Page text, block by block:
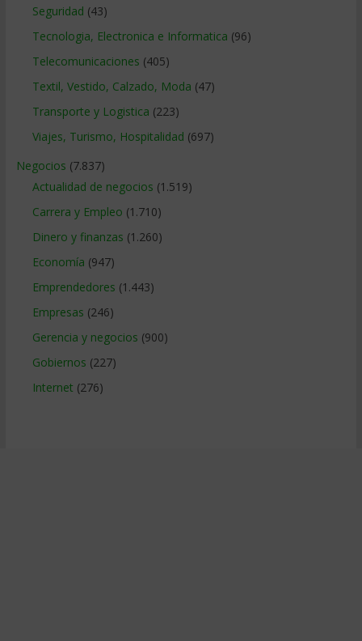
Seguridad (43)
Tecnologia, Electronica e Informatica (96)
Telecomunicaciones (405)
Textil, Vestido, Calzado, Moda (47)
Transporte y Logistica (223)
Viajes, Turismo, Hospitalidad (697)
Negocios (7.837)
Actualidad de negocios (1.519)
Carrera y Empleo (1.710)
Dinero y finanzas (1.260)
Economía (947)
Emprendedores (1.443)
Empresas (246)
Gerencia y negocios (900)
Gobiernos (227)
Internet (276)